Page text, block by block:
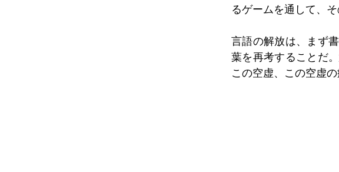
るゲームを通して、
言語の解放は、まず
葉を再考することだ
この空虚、この空虚